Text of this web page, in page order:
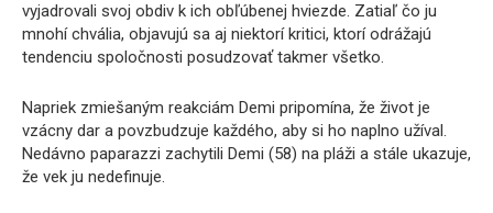
vyjadrovali svoj obdiv k ich obľúbenej hviezde. Zatiaľ čo ju
mnohí chvália, objavujú sa aj niektorí kritici, ktorí odrážajú
tendenciu spoločnosti posudzovať takmer všetko.
Napriek zmiešaným reakciám Demi pripomína, že život je
vzácny dar a povzbudzuje každého, aby si ho naplno užíval.
Nedávno paparazzi zachytili Demi (58) na pláži a stále ukazuje,
že vek ju nedefinuje.